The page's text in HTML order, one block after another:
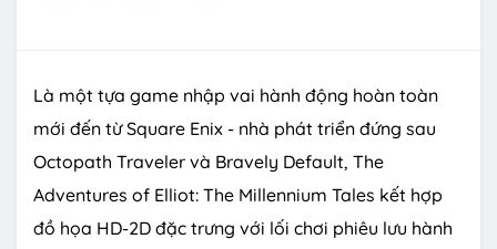
Là một tựa game nhập vai hành động hoàn toàn
mới đến từ Square Enix - nhà phát triển đứng sau
Octopath Traveler và Bravely Default, The
Adventures of Elliot: The Millennium Tales kết hợp
đồ họa HD-2D đặc trưng với lối chơi phiêu lưu hành